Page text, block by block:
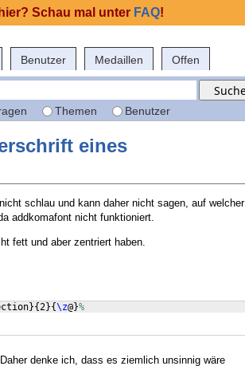
Benutzer Medaillen Offen
Themen Benutzer
eines
schlau und kann daher nicht sagen, auf welcher
addkomafont nicht funktioniert.
fett und aber zentriert haben.
}{2}{\z@}%
denke ich, dass es ziemlich unsinnig wäre
Schau mal unter FAQ!